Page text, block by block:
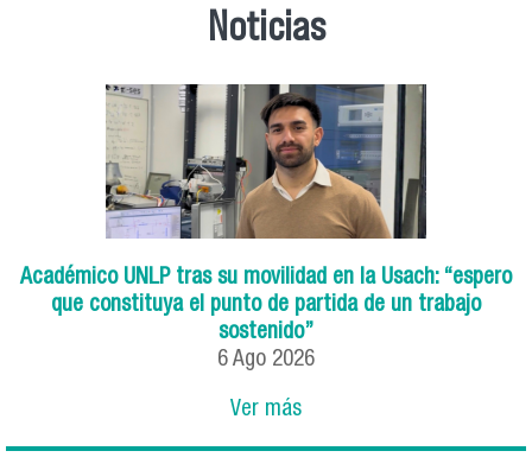
Noticias
Académico UNLP tras su movilidad en la Usach: “espero
que constituya el punto de partida de un trabajo
sostenido”
6 Ago 2026
Ver más